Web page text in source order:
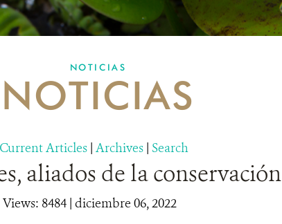
NOTICIAS
NOTICIAS
Current Articles | Archives | Search
aliados de la conservación
Views: 8484| diciembre 06, 2022